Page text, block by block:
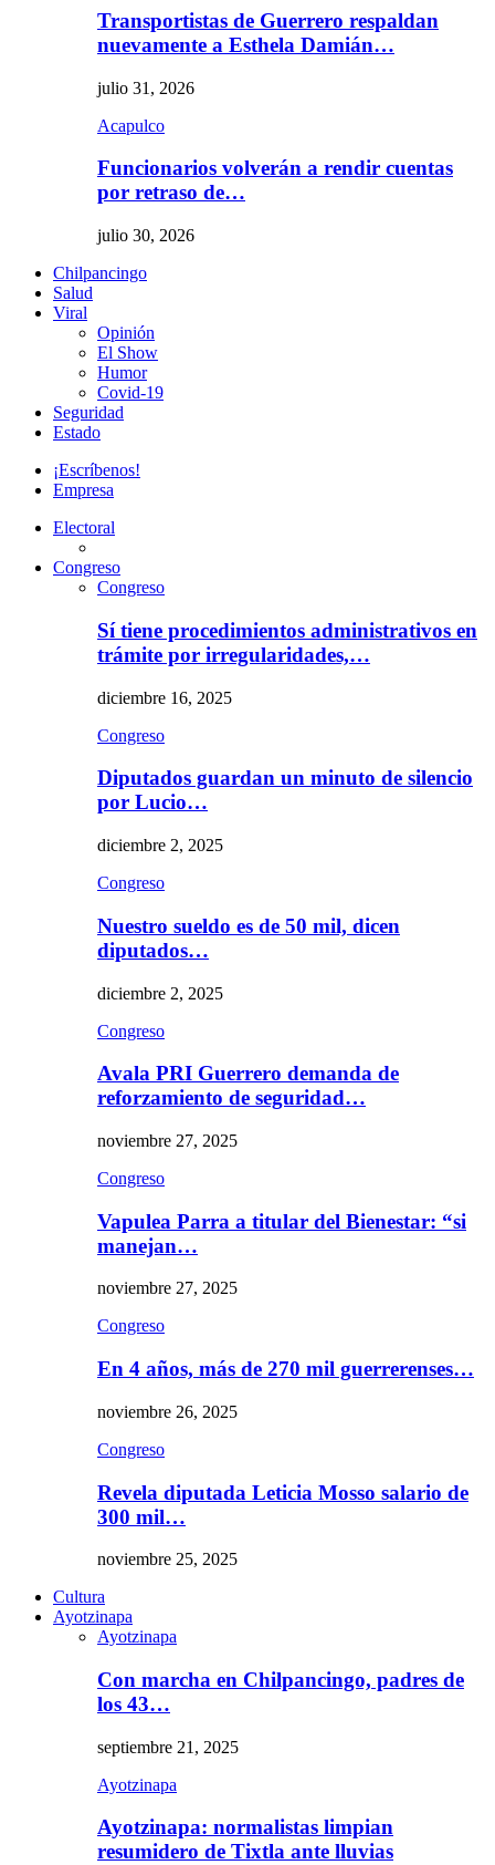
Transportistas de Guerrero respaldan
nuevamente a Esthela Damián…
julio 31, 2026
Acapulco
Funcionarios volverán a rendir cuentas
por retraso de…
julio 30, 2026
Chilpancingo
Salud
Viral
Opinión
El Show
Humor
Covid-19
Seguridad
Estado
¡Escríbenos!
Empresa
Electoral
Congreso
Congreso
Sí tiene procedimientos administrativos en
trámite por irregularidades,…
diciembre 16, 2025
Congreso
Diputados guardan un minuto de silencio
por Lucio…
diciembre 2, 2025
Congreso
Nuestro sueldo es de 50 mil, dicen
diputados…
diciembre 2, 2025
Congreso
Avala PRI Guerrero demanda de
reforzamiento de seguridad…
noviembre 27, 2025
Congreso
Vapulea Parra a titular del Bienestar: “si
manejan…
noviembre 27, 2025
Congreso
En 4 años, más de 270 mil guerrerenses…
noviembre 26, 2025
Congreso
Revela diputada Leticia Mosso salario de
300 mil…
noviembre 25, 2025
Cultura
Ayotzinapa
Ayotzinapa
Con marcha en Chilpancingo, padres de
los 43…
septiembre 21, 2025
Ayotzinapa
Ayotzinapa: normalistas limpian
resumidero de Tixtla ante lluvias